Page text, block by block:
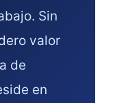
Sin
valor
de
en